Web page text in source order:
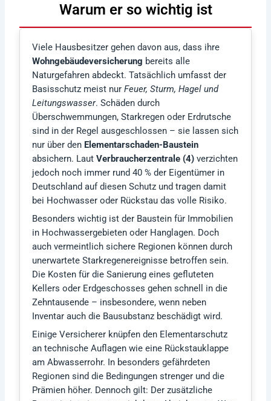
Warum er so wichtig ist
Viele Hausbesitzer gehen davon aus, dass ihre
Wohngebäudeversicherung bereits alle
Naturgefahren abdeckt. Tatsächlich umfasst der
Basisschutz meist nurFeuer, Sturm, Hagel und
Leitungswasser. Schäden durch
Überschwemmungen, Starkregen oder Erdrutsche
sind in der Regel ausgeschlossen – sie lassen sich
nur über den Elementarschaden-Baustein
absichern. LautVerbraucherzentrale (4) verzichten
jedoch noch immer rund 40 % der Eigentümer in
Deutschland auf diesen Schutz und tragen damit
bei Hochwasser oder Rückstau das volle Risiko.
Besonders wichtig ist der Baustein für Immobilien
in Hochwassergebieten oder Hanglagen. Doch
auch vermeintlich sichere Regionen können durch
unerwartete Starkregenereignisse betroffen sein.
Die Kosten für die Sanierung eines gefluteten
Kellers oder Erdgeschosses gehen schnell in die
Zehntausende – insbesondere, wenn neben
Inventar auch die Bausubstanz beschädigt wird.
Einige Versicherer knüpfen den Elementarschutz
an technische Auflagen wie eine Rückstauklappe
am Abwasserrohr. In besonders gefährdeten
Regionen sind die Bedingungen strenger und die
Prämien höher. Dennoch gilt: Der zusätzliche